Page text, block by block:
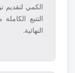
الكمي لتقديم
التتبع
النهائية.